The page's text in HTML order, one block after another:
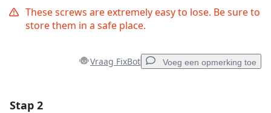
These screws are extremely easy to lose. Be sure to
store them in a safe place.
Vraag FixBot Voeg een opmerking toe
Stap 2